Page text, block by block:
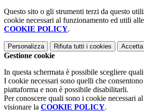
Questo sito o gli strumenti terzi da questo
cookie necessari al funzionamento ed utili
COOKIE POLICY.
Personalizza Rifiuta tutti i cookies
Gestione cookie
In questa schermata è possibile scegliere
I cookie necessari sono quelli che
piattaforma e non è possibile disabilitarli.
Per conoscere quali sono i cookie necessari
visionare la COOKIE POLICY.